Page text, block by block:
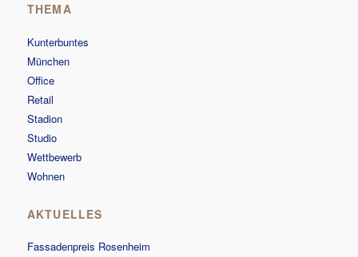
THEMA
Kunterbuntes
München
Office
Retail
Stadion
Studio
Wettbewerb
Wohnen
AKTUELLES
Fassadenpreis Rosenheim